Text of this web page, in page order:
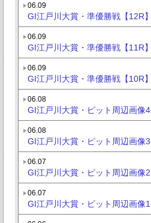
06.09
GI江戸川大賞・準優勝戦【12R】
06.09
GI江戸川大賞・準優勝戦【11R】
06.09
GI江戸川大賞・準優勝戦【10R】
06.08
GI江戸川大賞・ピット周辺画像4
06.08
GI江戸川大賞・ピット周辺画像3
06.07
GI江戸川大賞・ピット周辺画像2
06.07
GI江戸川大賞・ピット周辺画像1